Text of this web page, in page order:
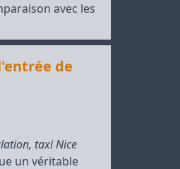
avec les
de
, taxi Nice
un véritable